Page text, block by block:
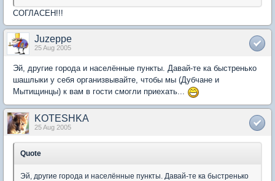
СОГЛАСЕН!!!
Juzeppe
25 Aug 2005
Эй, другие города и населённые пункты. Давай-те ка быстренько
шашлыки у себя организвывайте, чтобы мы (Дубчане и
Мытищинцы) к вам в гости смогли приехать...
KOTESHKA
25 Aug 2005
Quote
Эй, другие города и населённые пункты. Давай-те ка быстренько